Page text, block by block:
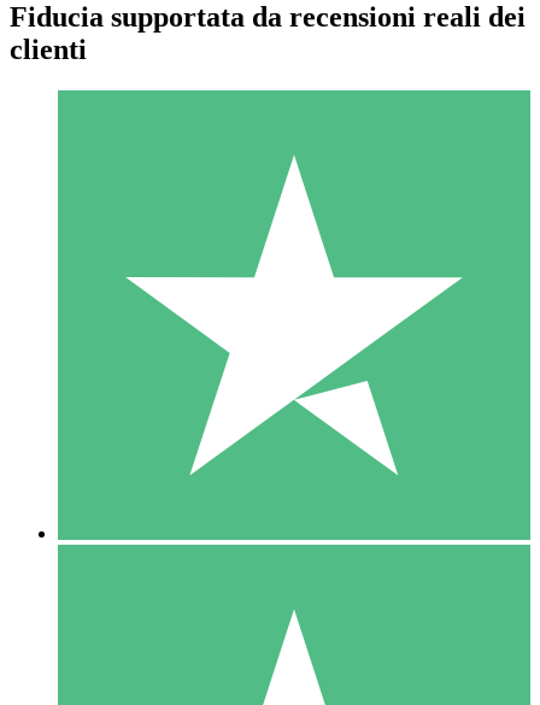
Pacchetti di Crediti Individuali
Paga a consumo con crediti di download. Nessun impegno
1 Download
10
US$1500
10 Download
20
Fiducia supportata da recensioni reali dei
clienti